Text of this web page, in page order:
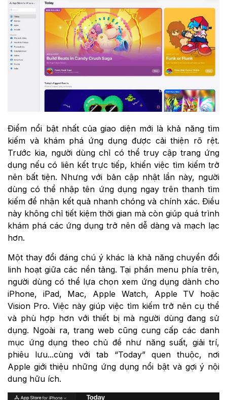
Điểm nổi bật nhất của giao diện mới là khả năng tìm
kiếm và khám phá ứng dụng được cải thiện rõ rệt.
Trước kia, người dùng chỉ có thể truy cập trang ứng
dụng nếu có liên kết trực tiếp, khiến việc tìm kiếm trở
nên bất tiện. Nhưng với bản cập nhật lần này, người
dùng có thể nhập tên ứng dụng ngay trên thanh tìm
kiếm để nhận kết quả nhanh chóng và chính xác. Điều
này không chỉ tiết kiệm thời gian mà còn giúp quá trình
khám phá các ứng dụng trở nên dễ dàng và mạch lạc
hơn.
Một thay đổi đáng chú ý khác là khả năng chuyển đổi
linh hoạt giữa các nền tảng. Tại phần menu phía trên,
người dùng có thể lựa chọn xem ứng dụng dành cho
iPhone, iPad, Mac, Apple Watch, Apple TV hoặc
Vision Pro. Việc này giúp việc tìm kiếm trở nên cụ thể
và phù hợp hơn với thiết bị mà người dùng đang sử
dụng. Ngoài ra, trang web cũng cung cấp các danh
mục ứng dụng theo chủ đề như năng suất, giải trí,
phiêu lưu...cùng với tab “Today” quen thuộc, nơi
Apple giới thiệu những ứng dụng nổi bật và gợi ý nội
dung hữu ích.